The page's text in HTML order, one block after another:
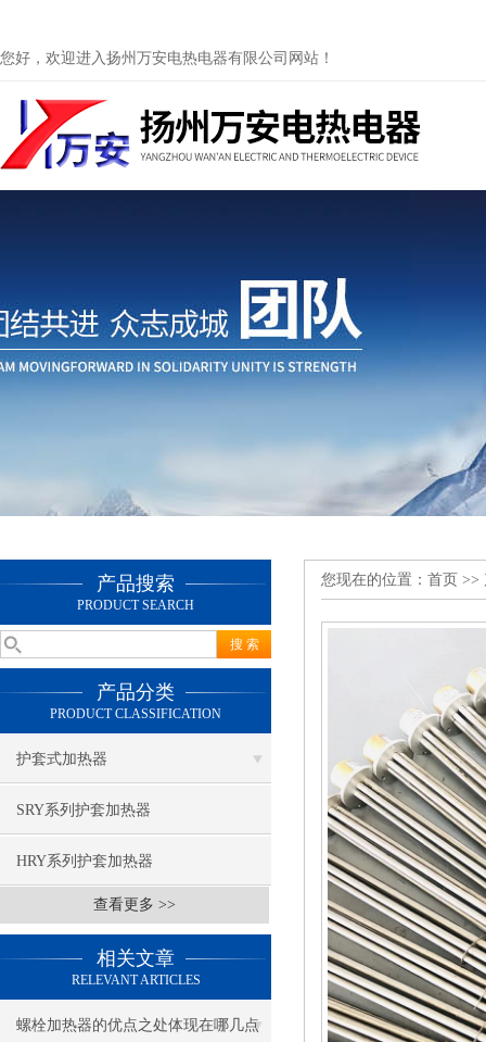
您好，欢迎进入扬州万安电热电器有限公司网站！
产品搜索
PRODUCT SEARCH
产品分类
PRODUCT CLASSIFICATION
护套式加热器
SRY系列护套加热器
HRY系列护套加热器
查看更多 >>
相关文章
RELEVANT ARTICLES
螺栓加热器的优点之处体现在哪几点
您现在的位置： 首页 >>